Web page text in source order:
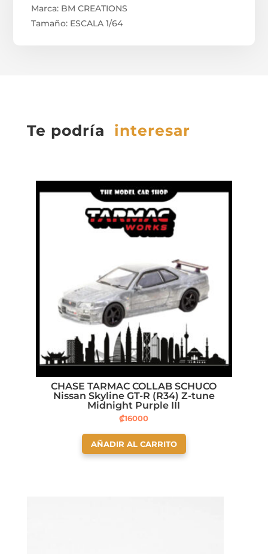
Marca: BM CREATIONS
Tamaño: ESCALA 1/64
Te podría interesar
CHASE TARMAC COLLAB SCHUCO
Nissan Skyline GT-R (R34) Z-tune
Midnight Purple III
₡16000
AÑADIR AL CARRITO